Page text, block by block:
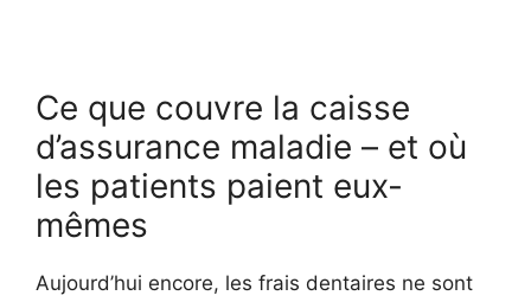
Ce que couvre la caisse
d’assurance maladie – et où
les patients paient eux-
mêmes
Aujourd’hui encore, les frais dentaires ne sont